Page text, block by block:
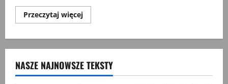
Przeczytaj więcejPrzeczytaj
więcej
L`ordre
jour,
the
order
NASZE NAJNOWSZE TEKSTY